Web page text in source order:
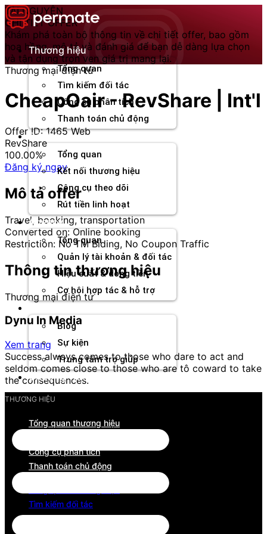
Chuyển
đến
nội
dungThương hiệu
Tổng quan
Tìm kiếm đối tác
Công cụ phân tích
Thanh toán chủ động
Đối tác
Tổng quan
Kết nối thương hiệu
Công cụ theo dõi
Rút tiền linh hoạt
Agency
Tổng quan
Quản lý tài khoản & đối tác
Hiệu suất & dòng tiền
Cơ hội hợp tác & hỗ trợ
Blog
Sự kiện
Trung tâm trợ giúp
Chương Trình Creator
TÀI NGUYÊN
CHI TIẾT OFFER
Khám phá toàn bộ thông tin về chi tiết offer, bao gồm
hoa hồng, mô tả và đánh giá để bạn dễ dàng lựa chọn
và tận dụng trọn vẹn giá trị mang lại.
Thương mại điện tử
CheapOair - RevShare | Int'l
Offer ID: 1465 Web
RevShare
100.00%
Đăng ký ngay
Mô tả offer
Travel, booking, transportation
Converted on: Online booking
Restriction: No TM Biding, No Coupon Traffic
Thông tin thương hiệu
Thương mại điện tử
Dynu In Media
Xem trang
Success always comes to those who dare to act and
seldom comes close to those who are tô coward to take
the consequences.
THƯƠNG HIỆU
Tổng quan thương hiệu
Công cụ phân tích
Thanh toán chủ động
Tìm kiếm đối tác
Công cụ phân tích